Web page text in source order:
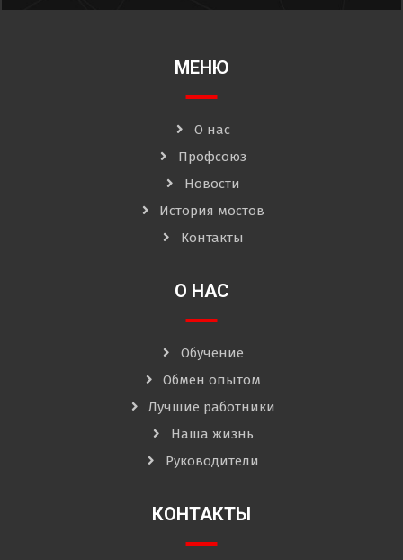
МЕНЮ
О нас
Профсоюз
Новости
История мостов
Контакты
О НАС
Обучение
Обмен опытом
Лучшие работники
Наша жизнь
Руководители
КОНТАКТЫ